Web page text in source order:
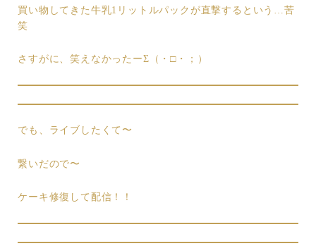
買い物してきた牛乳1リットルパックが直撃するという…苦
笑
さすがに、笑えなかったーΣ（・□・；）
でも、ライブしたくて〜
繋いだので〜
ケーキ修復して配信！！